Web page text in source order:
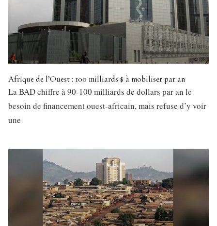
Afrique de l’Ouest : 100 milliards $ à mobiliser par an
La BAD chiffre à 90-100 milliards de dollars par an le
besoin de financement ouest-africain, mais refuse d’y voir
une